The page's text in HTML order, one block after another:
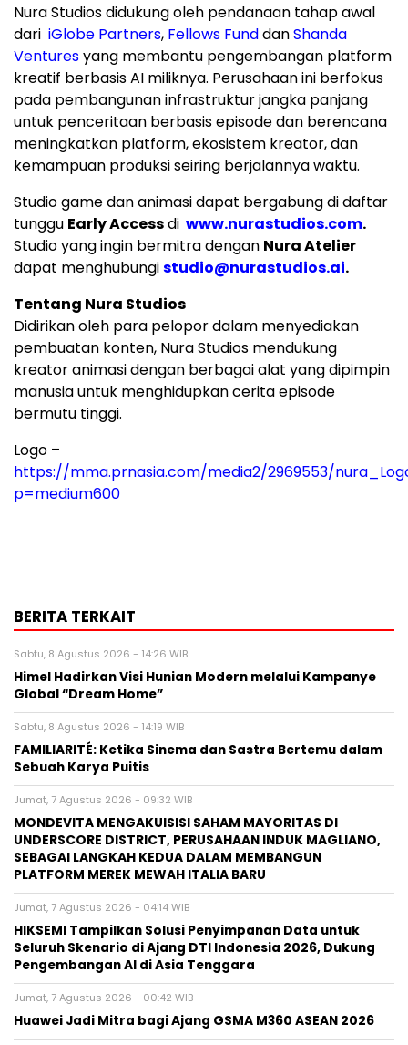
Nura Studios didukung oleh pendanaan tahap awal
dari iGlobe Partners, Fellows FunddanShanda
Venturesyang membantu pengembangan platform
kreatif berbasis AI miliknya. Perusahaan ini berfokus
pada pembangunan infrastruktur jangka panjang
untuk penceritaan berbasis episode dan berencana
meningkatkan platform, ekosistem kreator, dan
kemampuan produksi seiring berjalannya waktu.
Studio game dan animasi dapat bergabung di daftar
tunggu Early Accessdi www.nurastudios.com.
Studio yang ingin bermitra dengan Nura Atelier
dapat menghubungistudio@nurastudios.ai.
Tentang Nura Studios
Didirikan oleh para pelopor dalam menyediakan
pembuatan konten, Nura Studios mendukung
kreator animasi dengan berbagai alat yang dipimpin
manusia untuk menghidupkan cerita episode
bermutu tinggi.
Logo –
https://mma.prnasia.com/media2/2969553/
p=medium600
BERITA TERKAIT
Sabtu, 8 Agustus 2026 - 14:26 WIB
Himel Hadirkan Visi Hunian Modern melalui Kampanye
Global “Dream Home”
Sabtu, 8 Agustus 2026 - 14:19 WIB
FAMILIARITÉ: Ketika Sinema dan Sastra Bertemu dalam
Sebuah Karya Puitis
Jumat, 7 Agustus 2026 - 09:32 WIB
MONDEVITA MENGAKUISISI SAHAM MAYORITAS DI
UNDERSCORE DISTRICT, PERUSAHAAN INDUK MAGLIANO,
SEBAGAI LANGKAH KEDUA DALAM MEMBANGUN
PLATFORM MEREK MEWAH ITALIA BARU
Jumat, 7 Agustus 2026 - 04:14 WIB
HIKSEMI Tampilkan Solusi Penyimpanan Data untuk
Seluruh Skenario di Ajang DTI Indonesia 2026, Dukung
Pengembangan AI di Asia Tenggara
Jumat, 7 Agustus 2026 - 00:42 WIB
Huawei Jadi Mitra bagi Ajang GSMA M360 ASEAN 2026